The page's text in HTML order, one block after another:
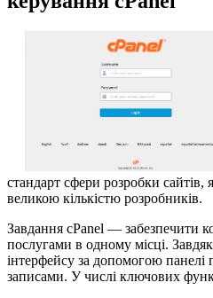
стандарт сфери розробки сайтів,
великою кількістю розробників.
Завдання cPanel — забезпечити
послугами в одному місці.
інтерфейсу за допомогою панелі
записами. У числі ключових